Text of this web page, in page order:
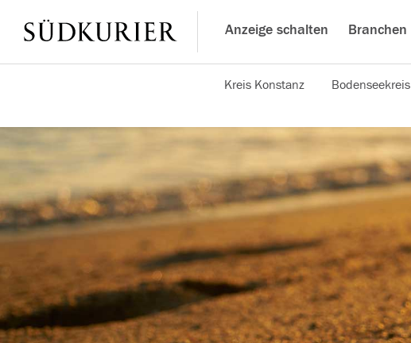
Anzeige schalten Branchen
Kreis Konstanz Bodenseekreis